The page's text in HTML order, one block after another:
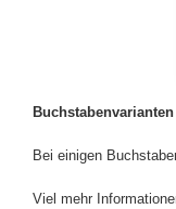
Buchstabenvarianten
Bei einigen
Viel mehr